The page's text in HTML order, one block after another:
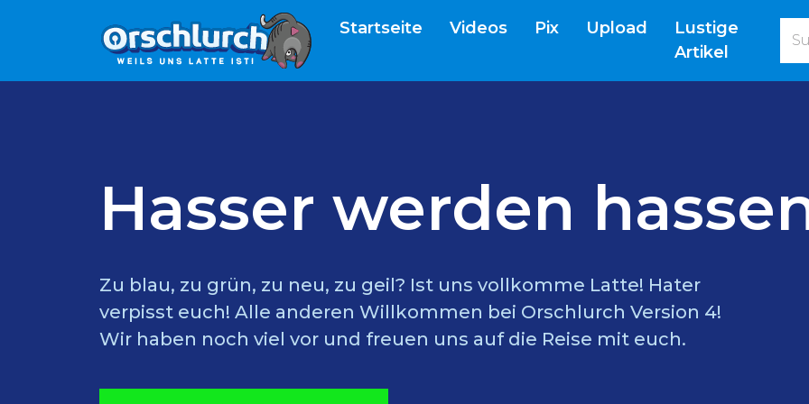
Startseite (current)
Videos Pix Upload
Lustige
Artikel
Hasser werden
Zu blau, zu grün, zu neu, zu geil? Ist uns vollkomme Latte! Hater
verpisst euch! Alle anderen Willkommen bei Orschlurch Version 4!
Wir haben noch viel vor und freuen uns auf die Reise mit euch.